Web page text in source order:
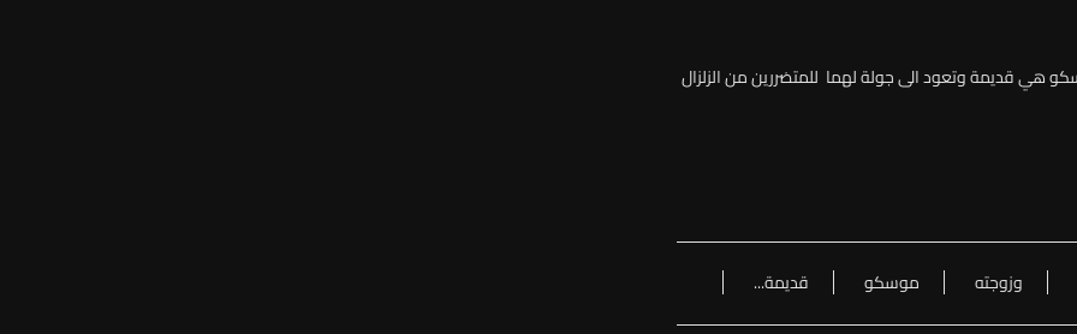
هي قديمة وتعود الى جولة لهما للمتضررين من الزلزال
وزوجته موسكو قديمة...